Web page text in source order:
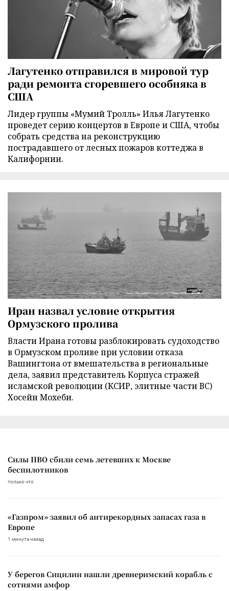
Лагутенко отправился в мировой тур
ради ремонта сгоревшего особняка в
США
Лидер группы «Мумий Тролль» Илья Лагутенко
проведет серию концертов в Европе и США, чтобы
собрать средства на реконструкцию
пострадавшего от лесных пожаров коттеджа в
Калифорнии.
Иран назвал условие открытия
Ормузского пролива
Власти Ирана готовы разблокировать судоходство
в Ормузском проливе при условии отказа
Вашингтона от вмешательства в региональные
дела, заявил представитель Корпуса стражей
исламской революции (КСИР, элитные части ВС)
Хосейн Мохеби.
Силы ПВО сбили семь летевших к Москве
беспилотников
только что
«Газпром» заявил об антирекордных запасах газа в
Европе
1 минута назад
У берегов Сицилии нашли древнеримский корабль с
сотнями амфор